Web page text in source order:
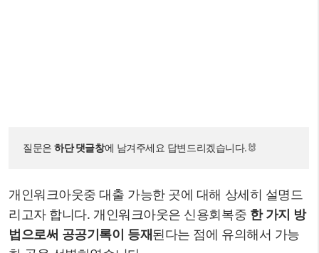
질문은 하단 댓글창에 남겨주세요 답변드리겠습니다.🐰
개인워크아웃중 대출 가능한 곳에 대해 상세히 설명드
리고자 합니다. 개인워크아웃은 신용회복중 한 가지 방
법으로써 공공기록이 등재된다는 점에 유의해서 가능